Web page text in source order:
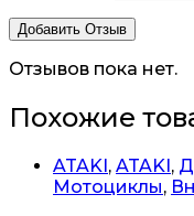
Отзывов пока нет.
Похожие
ATAKI, ATAKI,
Мотоциклы,